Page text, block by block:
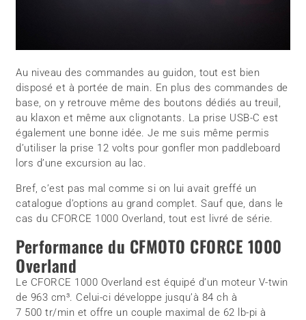
Au niveau des commandes au guidon, tout est bien
disposé et à portée de main. En plus des commandes de
base, on y retrouve même des boutons dédiés au treuil,
au klaxon et même aux clignotants. La prise USB-C est
également une bonne idée. Je me suis même permis
d’utiliser la prise 12 volts pour gonfler mon paddleboard
lors d’une excursion au lac.
Bref, c’est pas mal comme si on lui avait greffé un
catalogue d’options au grand complet. Sauf que, dans le
cas du CFORCE 1000 Overland, tout est livré de série.
Performance du CFMOTO CFORCE 1000
Overland
Le CFORCE 1000 Overland est équipé d’un moteur V-twin
de 963 cm³. Celui-ci développe jusqu’à 84 ch à
7 500 tr/min et offre un couple maximal de 62 lb-pi à